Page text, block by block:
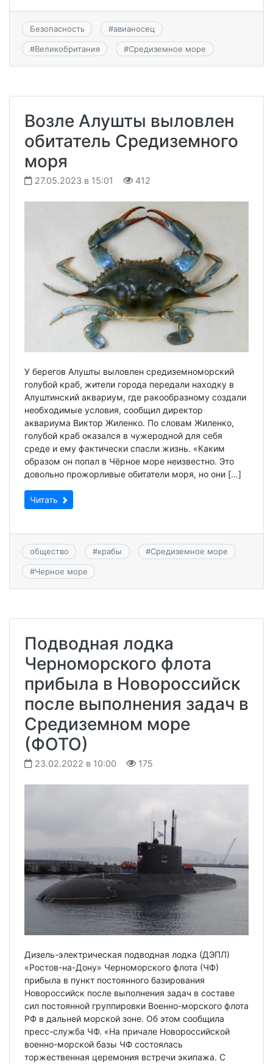
Безопасность #авианосец
#Великобритания #Средиземное море
Возле Алушты выловлен
обитатель Средиземного
моря
27.05.2023 в 15:01 412
У берегов Алушты выловлен средиземноморский
голубой краб, жители города передали находку в
Алуштинский аквариум, где ракообразному создали
необходимые условия, сообщил директор
аквариума Виктор Жиленко. По словам Жиленко,
голубой краб оказался в чужеродной для себя
среде и ему фактически спасли жизнь. «Каким
образом он попал в Чёрное море неизвестно. Это
довольно прожорливые обитатели моря, но они […]
Читать
общество #крабы #Средиземное море
#Черное море
Подводная лодка
Черноморского флота
прибыла в Новороссийск
после выполнения задач в
Средиземном море
(ФОТО)
23.02.2022 в 10:00 175
Дизель-электрическая подводная лодка (ДЭПЛ)
«Ростов-на-Дону» Черноморского флота (ЧФ)
прибыла в пункт постоянного базирования
Новороссийск после выполнения задач в составе
сил постоянной группировки Военно-морского флота
РФ в дальней морской зоне. Об этом сообщила
пресс-служба ЧФ. «На причале Новороссийской
военно-морской базы ЧФ состоялась
торжественная церемония встречи экипажа. С